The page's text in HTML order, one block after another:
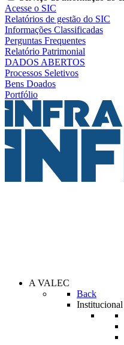
Acesse o SIC
Relatórios de gestão do SIC
Informações Classificadas
Perguntas Frequentes
Relatório Patrimonial
DADOS ABERTOS
Processos Seletivos
Bens Doados
Portfólio
A VALEC
Back
Institucional